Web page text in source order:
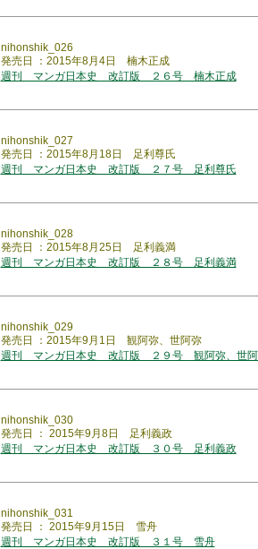
nihonshik_026
発売日 ：2015年8月4日 楠木正成
週刊 マンガ日本史 改訂版 ２６号 楠木正成
nihonshik_027
発売日 ：2015年8月18日 足利尊氏
週刊 マンガ日本史 改訂版 ２７号 足利尊氏
nihonshik_028
発売日 ：2015年8月25日 足利義満
週刊 マンガ日本史 改訂版 ２８号 足利義満
nihonshik_029
発売日 ：2015年9月1日 観阿弥、世阿弥
週刊 マンガ日本史 改訂版 ２９号 観阿弥、世
nihonshik_030
発売日 ： 2015年9月8日 足利義政
週刊 マンガ日本史 改訂版 ３０号 足利義政
nihonshik_031
発売日 ： 2015年9月15日 雪舟
週刊 マンガ日本史 改訂版 ３１号 雪舟